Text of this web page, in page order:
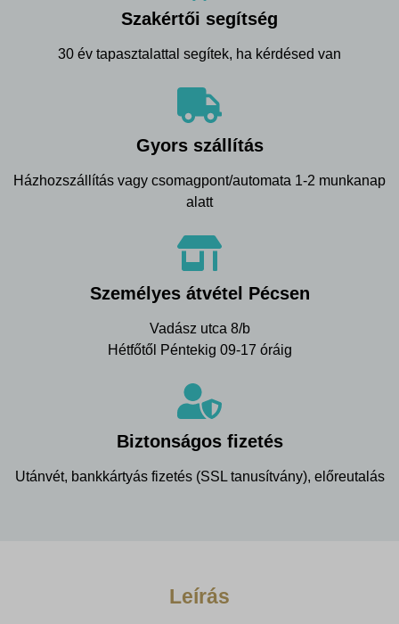
Szakértői segítség
30 év tapasztalattal segítek, ha kérdésed van
Gyors szállítás
Házhozszállítás vagy csomagpont/automata 1-2 munkanap
alatt
Személyes átvétel Pécsen
Vadász utca 8/b
Hétfőtől Péntekig 09-17 óráig
Biztonságos fizetés
Utánvét, bankkártyás fizetés (SSL tanusítvány), előreutalás
Leírás